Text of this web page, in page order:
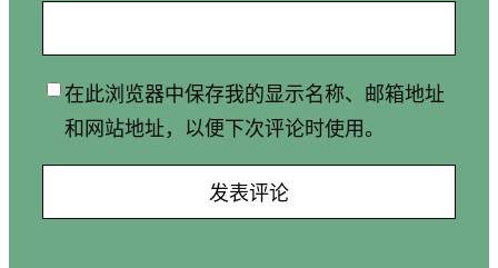
在此浏览器中保存我的显示名称、邮箱地址
和网站地址，以便下次评论时使用。